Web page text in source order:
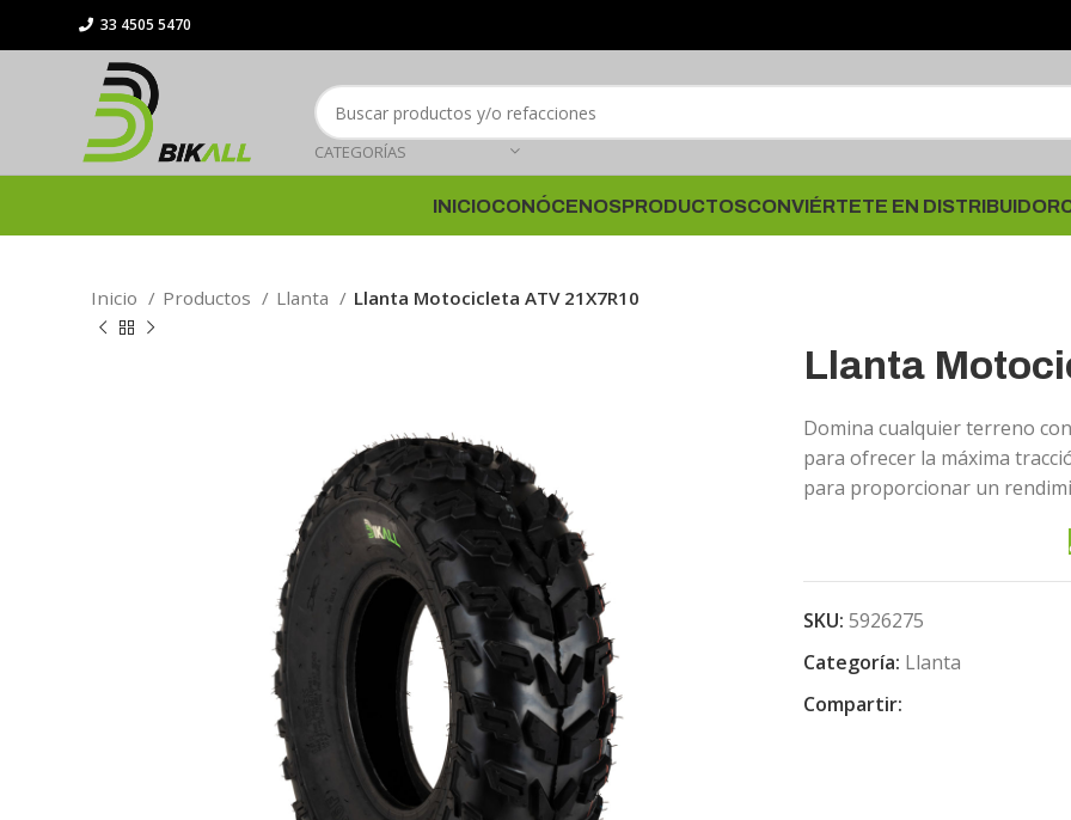
33 4505 5470
CATEGORÍAS
INICIOCONÓCENOSPRODUCTOSCONVIÉRTETE EN DISTRIBUIDOR
Inicio Productos Llanta Llanta Motocicleta ATV 21X7R10
Llanta
Domina cualquier terreno
para ofrecer la máxima
para proporcionar un
SKU: 5926275
Categoría: Llanta
Compartir: